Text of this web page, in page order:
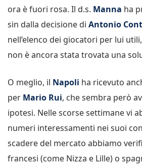
ora è fuori rosa. Il d.s. Manna ha
sin dalla decisione di Antonio
nell’elenco dei giocatori per lui
non è ancora stata trovata una
O meglio, il Napoli ha ricevuto
per Mario Rui, che sembra però
ipotesi. Nelle scorse settimane vi
numeri interessamenti nei suoi
scadere del mercato abbiamo
francesi (come Nizza e Lille) o